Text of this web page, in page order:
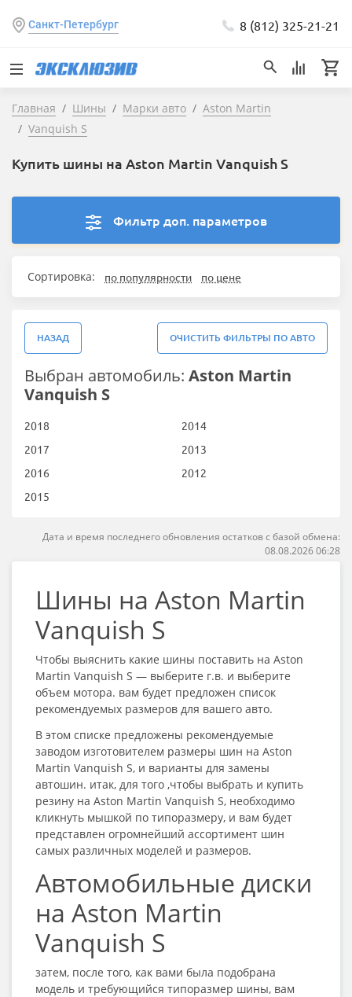
Санкт-Петербург 8 (812) 325-21-21
Главная Шины Марки авто
Aston Martin
Vanquish S
Купить шины на Aston Martin Vanquish S
Фильтр доп. параметров
Сортировка: по популярности по цене
НАЗАД ОЧИСТИТЬ ФИЛЬТРЫ ПО АВТО
Выбран автомобиль: Aston Martin
Vanquish S
2018
2017
2016
2015
2014
2013
2012
Дата и время последнего обновления остатков с базой обмена:
08.08.2026 06:28
Шины на Aston Martin
Vanquish S
Чтобы выяснить какие шины поставить на Aston
Martin Vanquish S — выберите г.в. и выберите
объем мотора. вам будет предложен список
рекомендуемых размеров для вашего авто.
В этом списке предложены рекомендуемые
заводом изготовителем размеры шин на Aston
Martin Vanquish S, и варианты для замены
автошин. итак, для того ,чтобы выбрать и купить
резину на Aston Martin Vanquish S, необходимо
кликнуть мышкой по типоразмеру, и вам будет
представлен огромнейший ассортимент шин
самых различных моделей и размеров.
Автомобильные диски
на Aston Martin
Vanquish S
затем, после того, как вами была подобрана
модель и требующийся типоразмер шины, вам